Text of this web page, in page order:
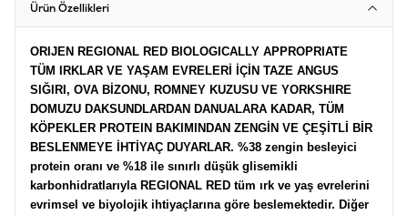
Ürün Özellikleri
ORIJEN REGIONAL RED BIOLOGICALLY APPROPRIATE
TÜM IRKLAR VE YAŞAM EVRELERİ İÇİN TAZE ANGUS
SIĞIRI, OVA BİZONU, ROMNEY KUZUSU VE YORKSHIRE
DOMUZU DAKSUNDLARDAN DANUALARA KADAR, TÜM
KÖPEKLER PROTEIN BAKIMINDAN ZENGİN VE ÇEŞİTLİ BİR
BESLENMEYE İHTİYAÇ DUYARLAR. %38 zengin besleyici
protein oranı ve %18 ile sınırlı düşük glisemikli
karbonhidratlarıyla REGIONAL RED tüm ırk ve yaş evrelerini
evrimsel ve biyolojik ihtiyaçlarına göre beslemektedir. Diğer